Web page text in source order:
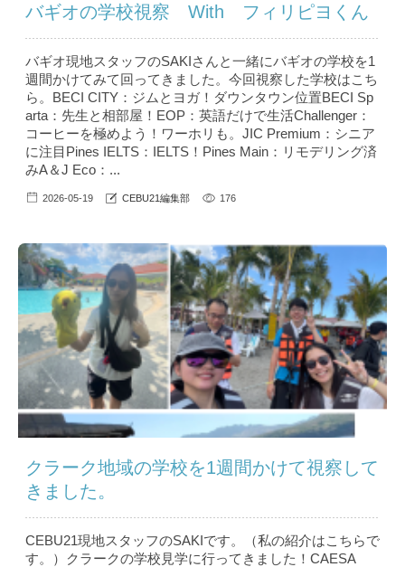
バギオの学校視察 With フィリピヨくん
バギオ現地スタッフのSAKIさんと一緒にバギオの学校を1
週間かけてみて回ってきました。今回視察した学校はこち
ら。BECI CITY：ジムとヨガ！ダウンタウン位置BECI Sp
arta：先生と相部屋！EOP：英語だけで生活Challenger：
コーヒーを極めよう！ワーホリも。JIC Premium：シニア
に注目Pines IELTS：IELTS！Pines Main：リモデリング済
みA＆J Eco：...
2026-05-19 CEBU21編集部 176
クラーク地域の学校を1週間かけて視察して
きました。
CEBU21現地スタッフのSAKIです。（私の紹介はこちら で
す。）クラークの学校見学に行ってきました！CAESA